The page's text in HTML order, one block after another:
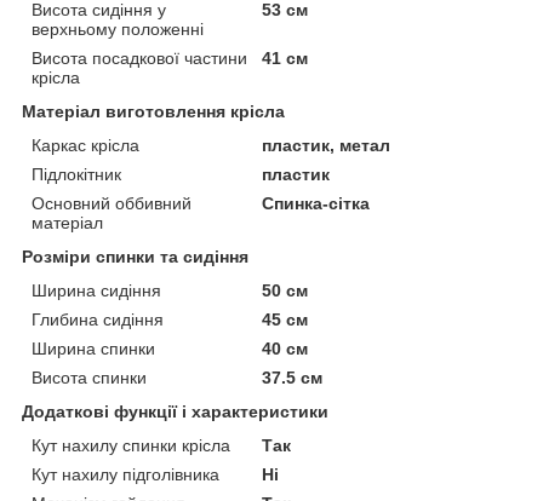
Висота сидіння у
верхньому положенні
53 см
Висота посадкової частини
крісла
41 см
Матеріал виготовлення крісла
Каркас крісла
пластик, метал
Підлокітник
пластик
Основний оббивний
матеріал
Спинка-сітка
Розміри спинки та сидіння
Ширина сидіння
50 см
Глибина сидіння
45 см
Ширина спинки
40 см
Висота спинки
37.5 см
Додаткові функції і характеристики
Кут нахилу спинки крісла
Так
Кут нахилу підголівника
Ні